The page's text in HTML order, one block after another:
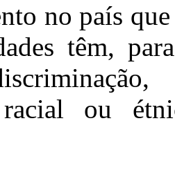
no país
têm,
racial ou